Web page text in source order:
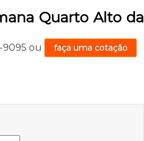
Quarto Alto da
9095 ou faça uma cotação